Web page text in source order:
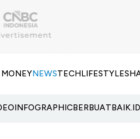
MONEYNEWSTECHLIFESTYLE
INFOGRAPHICBERBUATBAIK.ID